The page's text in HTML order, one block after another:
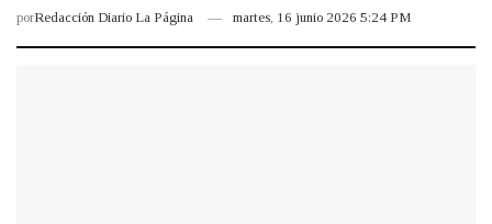
porRedacción Diario La Página martes, 16 junio 2026 5:24 PM